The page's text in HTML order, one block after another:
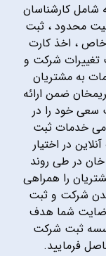
کارشناسان
محدود ، ثبت
، اخذ کارت
تغییرات شرکت و
به مشتریان
ضمن ارائه
سعی خود را در
خدمات ثبت
در اختیار
در طی روند
را همراهی
شرکت و ثبت
رضایت شما هدف
ثبت شرکت